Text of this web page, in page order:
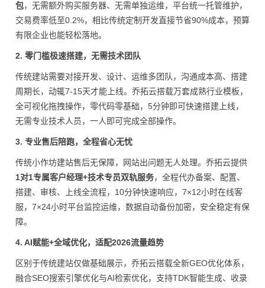
包，无需额外购买服务器、无需单独运维，平台统一托管维护，
交易费率低至0.2%，相比传统定制开发直接节省90%成本，预算
有限企业也能轻松落地。
2. 零门槛极速搭建，无需技术团队
传统建站需要对接开发、设计、运维多团队，沟通成本高、搭建
周期长，动辄7-15天才能上线。乔拓云搭载万套成熟行业模板，
全可视化拖拽操作，零代码零基础，5分钟即可快速搭建上线，
无需专业技术人员，一人即可完成全部操作。
3. 专业售后陪跑，全程省心无忧
传统小作坊建站售后无保障，网站出问题无人处理。乔拓云提供
1对1专属客户经理+技术专员双轨服务，全程代办备案、配置、
搭建、审核、上线全流程，10分钟快速响应，7×12小时在线客
服，7×24小时平台监控运维，数据自动备份加密，安全稳定有保
障。
4. AI赋能+全域优化，适配2026流量趋势
区别于传统建站仅做基础展示，乔拓云搭载全新GEO优化体系，
融合SEO搜索引擎优化与AI检索优化，支持TDK智能生成、收录